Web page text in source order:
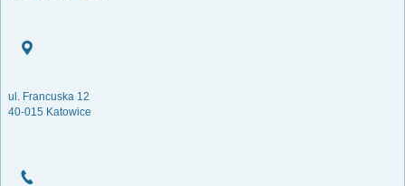
ul. Francuska 12
40-015 Katowice